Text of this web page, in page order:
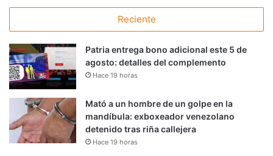
Reciente
Patria entrega bono adicional este 5 de
agosto: detalles del complemento
Hace 19 horas
Mató a un hombre de un golpe en la
mandíbula: exboxeador venezolano
detenido tras riña callejera
Hace 19 horas